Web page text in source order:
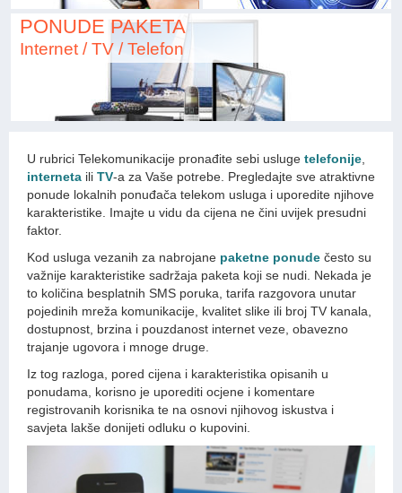
PONUDE PAKETA
Internet / TV / Telefon
U rubrici Telekomunikacije pronađite sebi usluge telefonije
interneta ili TV-a za Vaše potrebe. Pregledajte sve atraktivne
ponude lokalnih ponuđača telekom usluga i uporedite njihove
karakteristike. Imajte u vidu da cijena ne čini uvijek presudni
faktor.
Kod usluga vezanih za nabrojane paketne ponude često su
važnije karakteristike sadržaja paketa koji se nudi. Nekada je
to količina besplatnih SMS poruka, tarifa razgovora unutar
pojedinih mreža komunikacije, kvalitet slike ili broj TV kanala,
dostupnost, brzina i pouzdanost internet veze, obavezno
trajanje ugovora i mnoge druge.
Iz tog razloga, pored cijena i karakteristika opisanih u
ponudama, korisno je uporediti ocjene i komentare
registrovanih korisnika te na osnovi njihovog iskustva i
savjeta lakše donijeti odluku o kupovini.